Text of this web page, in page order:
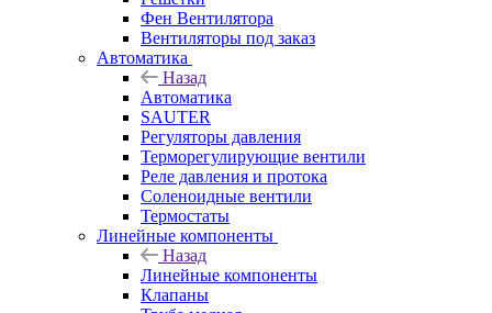
Фен Вентилятора
Вентиляторы под заказ
Автоматика
Назад
Автоматика
SAUTER
Регуляторы давления
Терморегулирующие вентили
Реле давления и протока
Соленоидные вентили
Термостаты
Линейные компоненты
Назад
Линейные компоненты
Клапаны